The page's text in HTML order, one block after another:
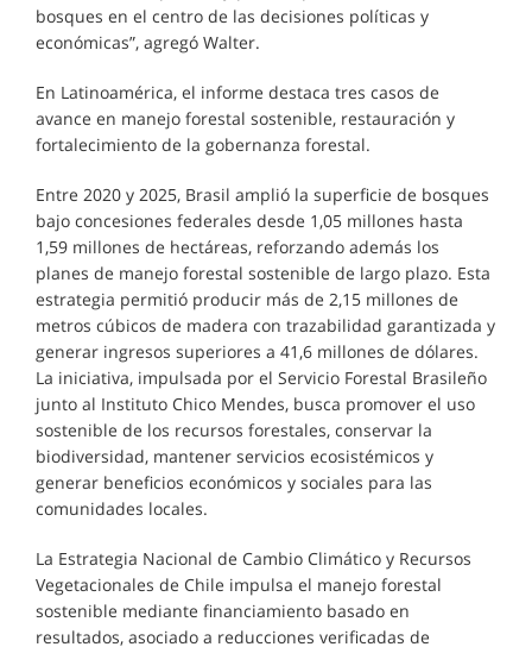
bosques en el centro de las decisiones políticas y
económicas”, agregó Walter.
En Latinoamérica, el informe destaca tres casos de
avance en manejo forestal sostenible, restauración y
fortalecimiento de la gobernanza forestal.
Entre 2020 y 2025, Brasil amplió la superficie de bosques
bajo concesiones federales desde 1,05 millones hasta
1,59 millones de hectáreas, reforzando además los
planes de manejo forestal sostenible de largo plazo. Esta
estrategia permitió producir más de 2,15 millones de
metros cúbicos de madera con trazabilidad garantizada y
generar ingresos superiores a 41,6 millones de dólares.
La iniciativa, impulsada por el Servicio Forestal Brasileño
junto al Instituto Chico Mendes, busca promover el uso
sostenible de los recursos forestales, conservar la
biodiversidad, mantener servicios ecosistémicos y
generar beneficios económicos y sociales para las
comunidades locales.
La Estrategia Nacional de Cambio Climático y Recursos
Vegetacionales de Chile impulsa el manejo forestal
sostenible mediante financiamiento basado en
resultados, asociado a reducciones verificadas de